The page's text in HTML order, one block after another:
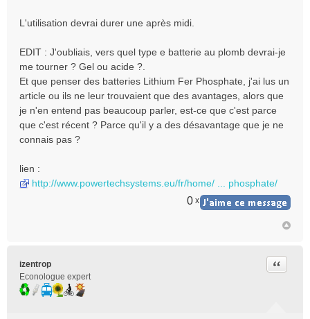
L'utilisation devrai durer une après midi.
EDIT : J'oubliais, vers quel type e batterie au plomb devrai-je
me tourner ? Gel ou acide ?.
Et que penser des batteries Lithium Fer Phosphate, j'ai lus un
article ou ils ne leur trouvaient que des avantages, alors que
je n'en entend pas beaucoup parler, est-ce que c'est parce
que c'est récent ? Parce qu'il y a des désavantage que je ne
connais pas ?
lien :
http://www.powertechsystems.eu/fr/home/ ... phosphate/
0 x
izentrop
Econologue expert
Citer